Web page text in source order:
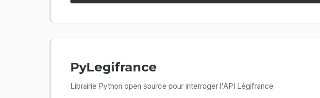
PyLegifrance
Librairie Python open source pour interroger l'API Légifrance